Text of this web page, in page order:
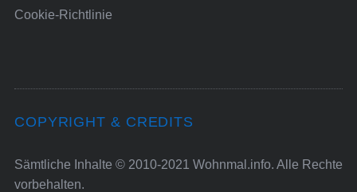
Cookie-Richtlinie
COPYRIGHT & CREDITS
Sämtliche Inhalte © 2010-2021 Wohnmal.info. Alle Rechte
vorbehalten.